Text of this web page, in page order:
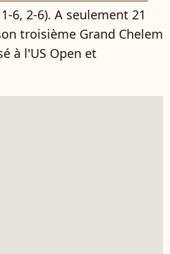
6, 2-6). A seulement 21
troisième Grand Chelem
à l'US Open et